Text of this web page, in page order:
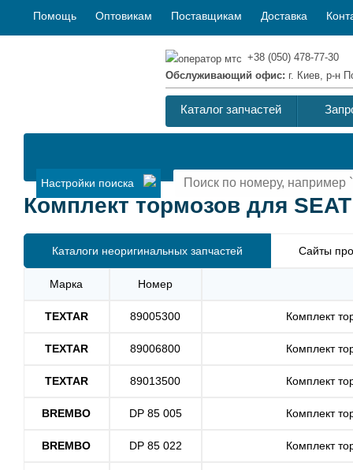
Помощь Оптовикам Поставщикам Доставка
+38 (050) 478-77-30
Обслуживающий офис: г. Киев, р-н
Каталог запчастей
Настройки поиска
Комплект тормозов для
Каталоги неоригинальных запчастей Сайты
Марка Номер
TEXTAR 89005300 Комплект
TEXTAR 89006800 Комплект
TEXTAR 89013500 Комплект
BREMBO DP 85 005 Комплект
BREMBO DP 85 022 Комплект